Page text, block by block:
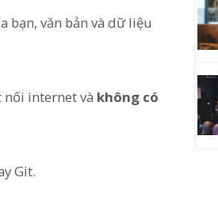
bạn, văn bản và dữ liệu
nối internet và không có
Git.